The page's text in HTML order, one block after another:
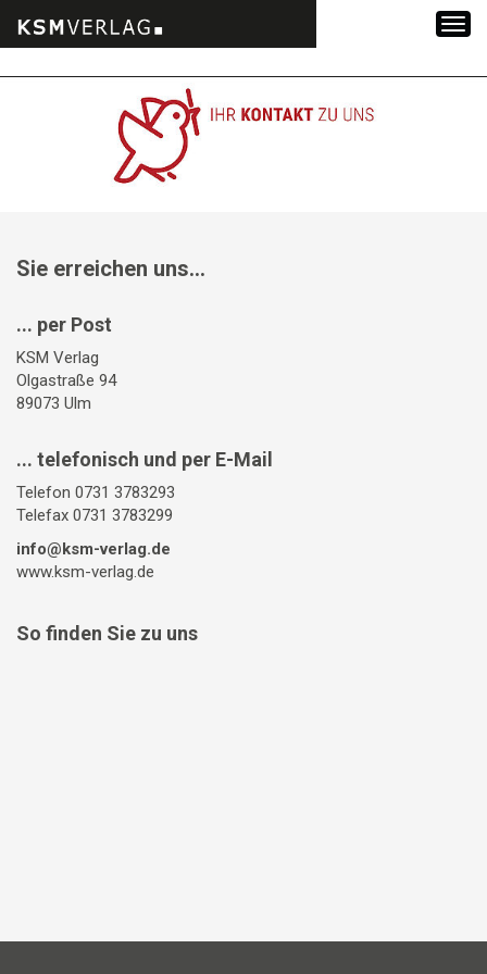
Sie erreichen uns...
... per Post
KSM Verlag
Olgastraße 94
89073 Ulm
... telefonisch und per E-Mail
Telefon 0731 3783293
Telefax 0731 3783299
info@ksm-verlag.de
www.ksm-verlag.de
So finden Sie zu uns